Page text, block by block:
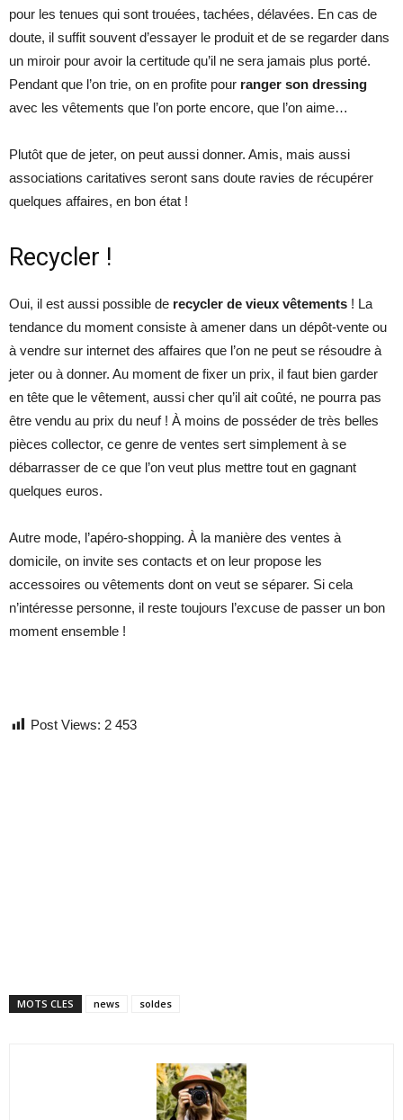
pour les tenues qui sont trouées, tachées, délavées. En cas de
doute, il suffit souvent d’essayer le produit et de se regarder dans
un miroir pour avoir la certitude qu’il ne sera jamais plus porté.
Pendant que l’on trie, on en profite pour ranger son dressing
avec les vêtements que l’on porte encore, que l’on aime…
Plutôt que de jeter, on peut aussi donner. Amis, mais aussi
associations caritatives seront sans doute ravies de récupérer
quelques affaires, en bon état !
Recycler !
Oui, il est aussi possible de recycler de vieux vêtements ! La
tendance du moment consiste à amener dans un dépôt-vente ou
à vendre sur internet des affaires que l’on ne peut se résoudre à
jeter ou à donner. Au moment de fixer un prix, il faut bien garder
en tête que le vêtement, aussi cher qu’il ait coûté, ne pourra pas
être vendu au prix du neuf ! À moins de posséder de très belles
pièces collector, ce genre de ventes sert simplement à se
débarrasser de ce que l’on veut plus mettre tout en gagnant
quelques euros.
Autre mode, l’apéro-shopping. À la manière des ventes à
domicile, on invite ses contacts et on leur propose les
accessoires ou vêtements dont on veut se séparer. Si cela
n’intéresse personne, il reste toujours l’excuse de passer un bon
moment ensemble !
Post Views: 2 453
MOTS CLES news soldes